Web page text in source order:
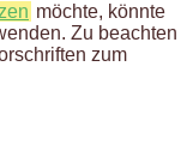
möchte, könnte
Zu beachten
zum